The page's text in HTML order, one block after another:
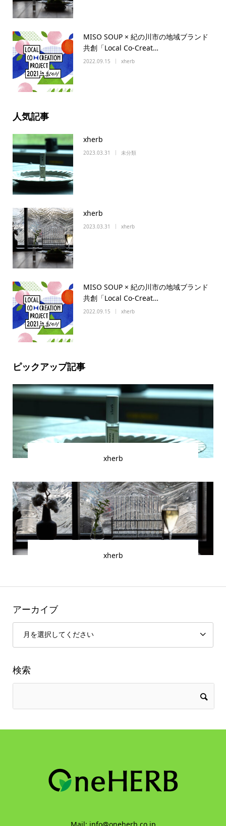
MISO SOUP × 紀の川市の地域ブランド
共創「Local Co-Creat…
2022.09.15 xherb
人気記事
xherb
2023.03.31 未分類
xherb
2023.03.31 xherb
MISO SOUP × 紀の川市の地域ブランド
共創「Local Co-Creat…
2022.09.15 xherb
ピックアップ記事
xherb
xherb
アーカイブ
検索